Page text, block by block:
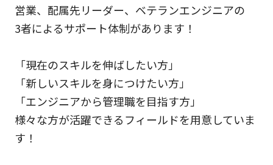
営業、配属先リーダー、ベテランエンジニアの
3者によるサポート体制があります！
「現在のスキルを伸ばしたい方」
「新しいスキルを身につけたい方」
「エンジニアから管理職を目指す方」
様々な方が活躍できるフィールドを用意していま
す！